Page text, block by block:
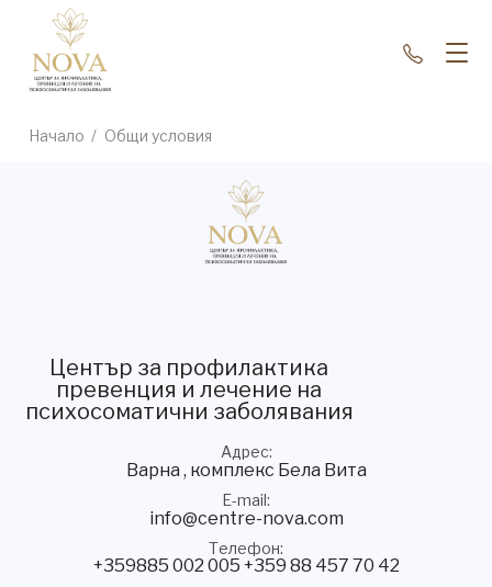
Начало / Общи условия
Център за профилактика
превенция и лечение на
психосоматични заболявания
Адрес
Варна , комплекс Бела Вита
E-mail
info@centre-nova.com
Телефон
+359885 002 005 +359 88 457 70 42